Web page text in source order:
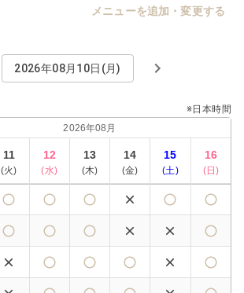
メニューを追加・変更する
2026年08月10日(月)
※日本時間
2026年08月
11
(火)
12
(水)
13
(木)
14
(金)
15
(土)
16
(日 )